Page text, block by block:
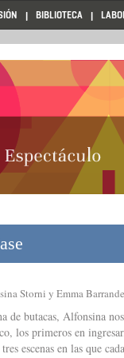
BIBLIOTECA
Storni y Emma
de butacas, Alfonsina
los primeros en
escenas en las que